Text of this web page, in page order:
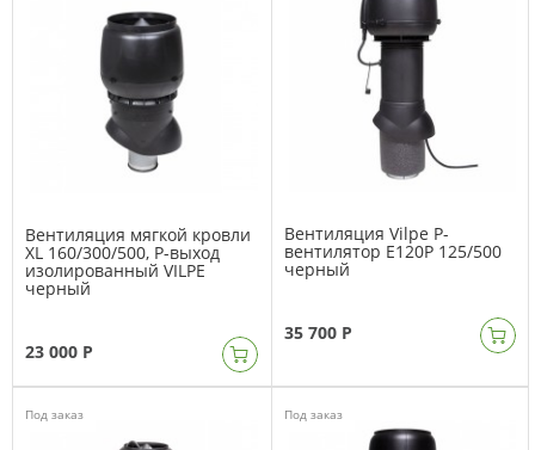
Вентиляция мягкой кровли
XL 160/300/500, Р-выход
изолированный VILPE
черный
23 000 Р
Вентиляция Vilpe P-
вентилятор E120P 125/500
черный
35 700 Р
Под заказ Под заказ